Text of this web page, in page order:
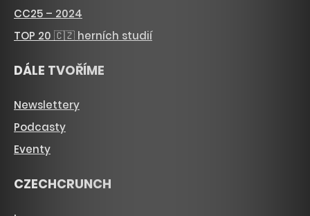
CC25 – 2024
TOP 20 🇨🇿 herních studií
DÁLE TVOŘÍME
Newslettery
Podcasty
Eventy
CZECHCRUNCH